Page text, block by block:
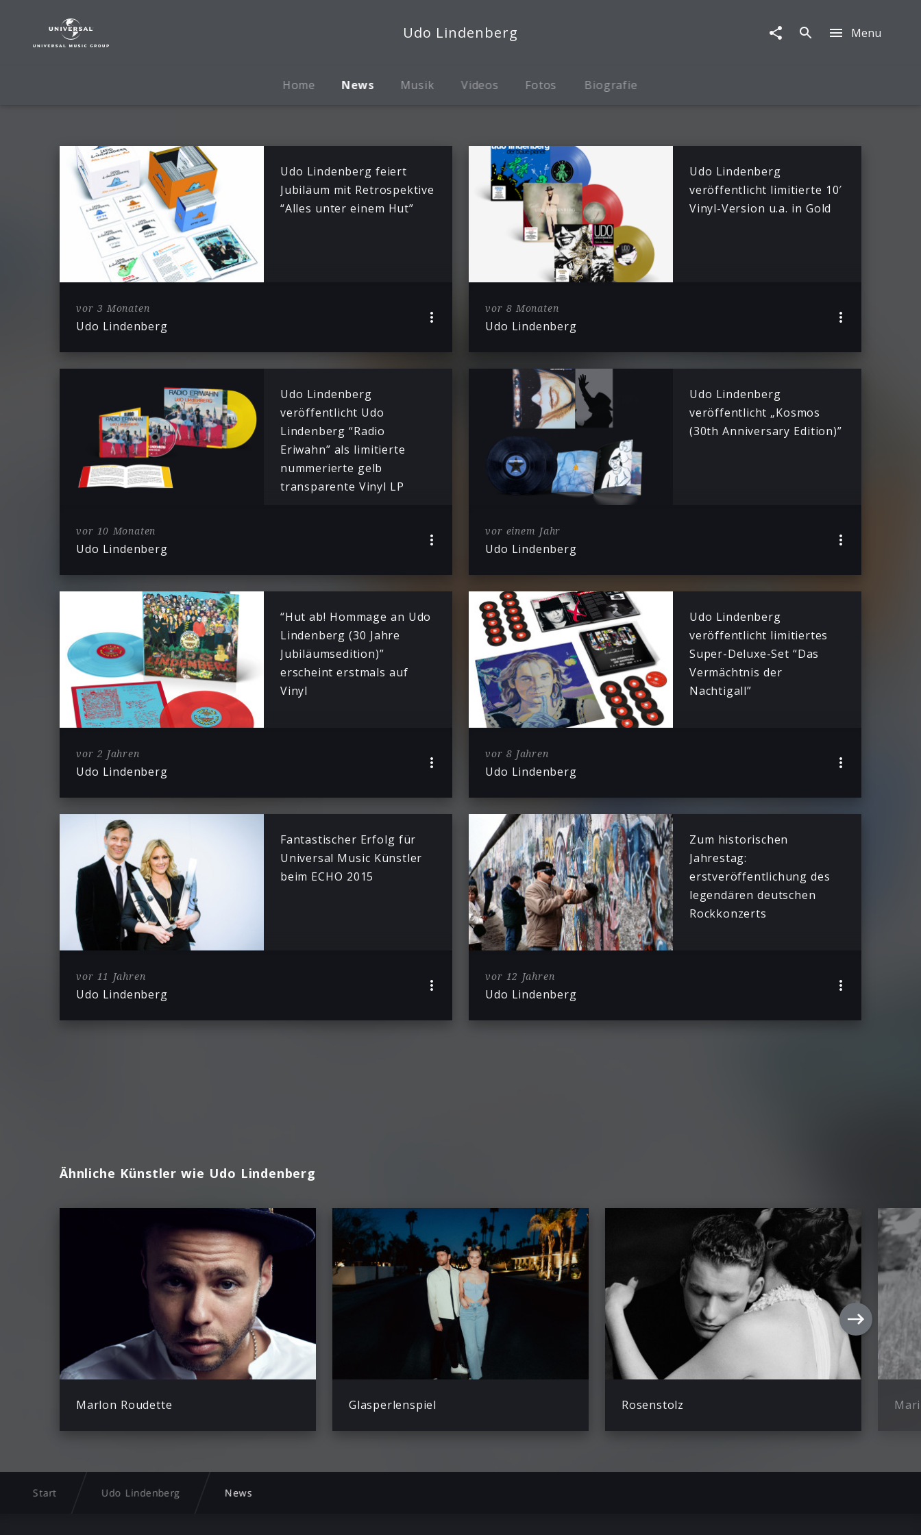
Lindenberg
Udo Lindenberg Menu
Home News Musik Videos Fotos Biografie
Udo Lindenberg feiert
Jubiläum mit Retrospektive
“Alles unter einem Hut”
vor 3 Monaten
Udo Lindenberg
Udo Lindenberg
veröffentlicht limitierte 10′
Vinyl-Version u.a. in Gold
vor 8 Monaten
Udo Lindenberg
Udo Lindenberg
veröffentlicht Udo
Lindenberg “Radio
Eriwahn” als limitierte
nummerierte gelb
transparente Vinyl LP
vor 10 Monaten
Udo Lindenberg
Udo Lindenberg
veröffentlicht „Kosmos
(30th Anniversary Edition)”
vor einem Jahr
Udo Lindenberg
“Hut ab! Hommage an Udo
Lindenberg (30 Jahre
Jubiläumsedition)”
erscheint erstmals auf
Vinyl
vor 2 Jahren
Udo Lindenberg
Udo Lindenberg
veröffentlicht limitiertes
Super-Deluxe-Set “Das
Vermächtnis der
Nachtigall”
vor 8 Jahren
Udo Lindenberg
Fantastischer Erfolg für
Universal Music Künstler
beim ECHO 2015
vor 11 Jahren
Udo Lindenberg
Zum historischen
Jahrestag:
erstveröffentlichung des
legendären deutschen
Rockkonzerts
vor 12 Jahren
Udo Lindenberg
Ähnliche Künstler wie Udo Lindenberg
Marlon Roudette Glasperlenspiel Rosenstolz
Start Udo Lindenberg News